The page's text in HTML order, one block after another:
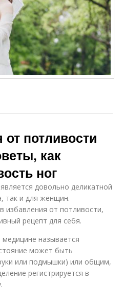
от потливости
как
ног
довольно деликатной
так и для женщин.
избавления от потливости,
рецепт для себя.
называется
может быть
или подмышки) или общим,
регистрируется в